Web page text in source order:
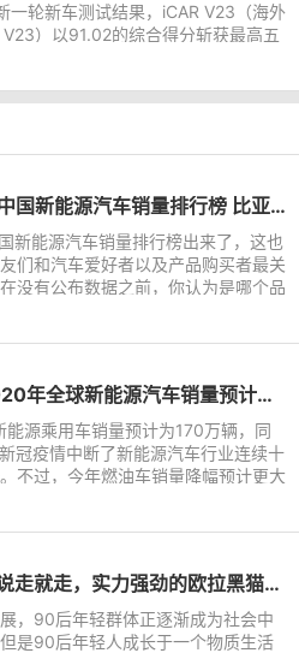
一轮新车测试结果，iCAR V23（海外
V23）以91.02的综合得分斩获最高五
为获得ASEAN NCAP认证的首款“五
2022年1月中国新能源汽车销量排行榜 比亚迪遥遥领先
新能源汽车销量排行榜出来了，这也
们和汽车爱好者以及产品购买者最关
没有公布数据之前，你认为是哪个品
呢？相信很多人都猜对了，没错，就
彭博社：2020年全球新能源汽车销量预计同比下滑18%
源乘用车销量预计为170万辆，同
冠疫情中断了新能源汽车行业连续十
不过，今年燃油车销量降幅预计更大
交通电动化长期向好的局面不会改
超强续航，说走就走，实力强劲的欧拉黑猫懂年轻人
，90后年轻群体正逐渐成为社会中
是90后年轻人成长于一个物质生活